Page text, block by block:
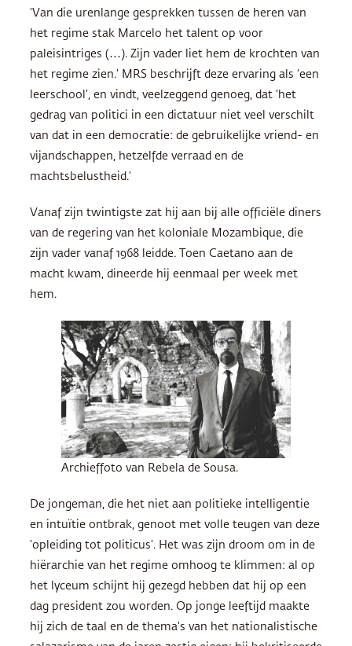
‘Van die urenlange gesprekken tussen de heren van
het regime stak Marcelo het talent op voor
paleisintriges (…). Zijn vader liet hem de krochten van
het regime zien.’ MRS beschrijft deze ervaring als ‘een
leerschool’, en vindt, veelzeggend genoeg, dat ‘het
gedrag van politici in een dictatuur niet veel verschilt
van dat in een democratie: de gebruikelijke vriend- en
vijandschappen, hetzelfde verraad en de
machtsbelustheid.’
Vanaf zijn twintigste zat hij aan bij alle officiële diners
van de regering van het koloniale Mozambique, die
zijn vader vanaf 1968 leidde. Toen Caetano aan de
macht kwam, dineerde hij eenmaal per week met
hem.
Archieffoto van Rebela de Sousa.
De jongeman, die het niet aan politieke intelligentie
en intuïtie ontbrak, genoot met volle teugen van deze
‘opleiding tot politicus’. Het was zijn droom om in de
hiërarchie van het regime omhoog te klimmen: al op
het lyceum schijnt hij gezegd hebben dat hij op een
dag president zou worden. Op jonge leeftijd maakte
hij zich de taal en de thema’s van het nationalistische